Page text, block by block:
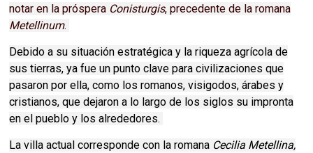
notar en la próspera Conisturgis, precedente de la romana
Metellinum.
Debido a su situación estratégica y la riqueza agrícola de
sus tierras, ya fue un punto clave para civilizaciones que
pasaron por ella, como los romanos, visigodos, árabes y
cristianos, que dejaron a lo largo de los siglos su impronta
en el pueblo y los alrededores.
La villa actual corresponde con la romana Cecilia Metellina,